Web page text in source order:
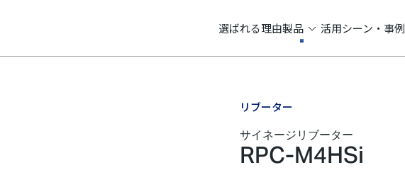
選ばれる理由製品 活用シーン・事例
リブーター
サイネージリブーター
RPC-M4HSi